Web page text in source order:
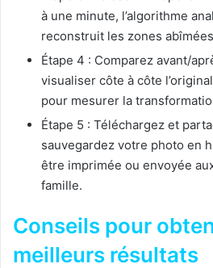
à une minute, l’algorithme
reconstruit les zones
Étape 4 : Comparez avant/
visualiser côte à côte
pour mesurer la
Étape 5 : Téléchargez et
sauvegardez votre photo en
être imprimée ou envoyée
famille.
Conseils pour
meilleurs résultats